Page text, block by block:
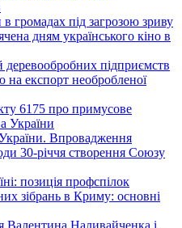
громадах під загрозою зриву
дням українського кіно в
деревообробних підприємств
на експорт необробленої
6175 про примусове
України
Впровадження
30-річчя створення Союзу
позиція профспілок
зібрань в Криму: основні
Валентина Наливайченка і